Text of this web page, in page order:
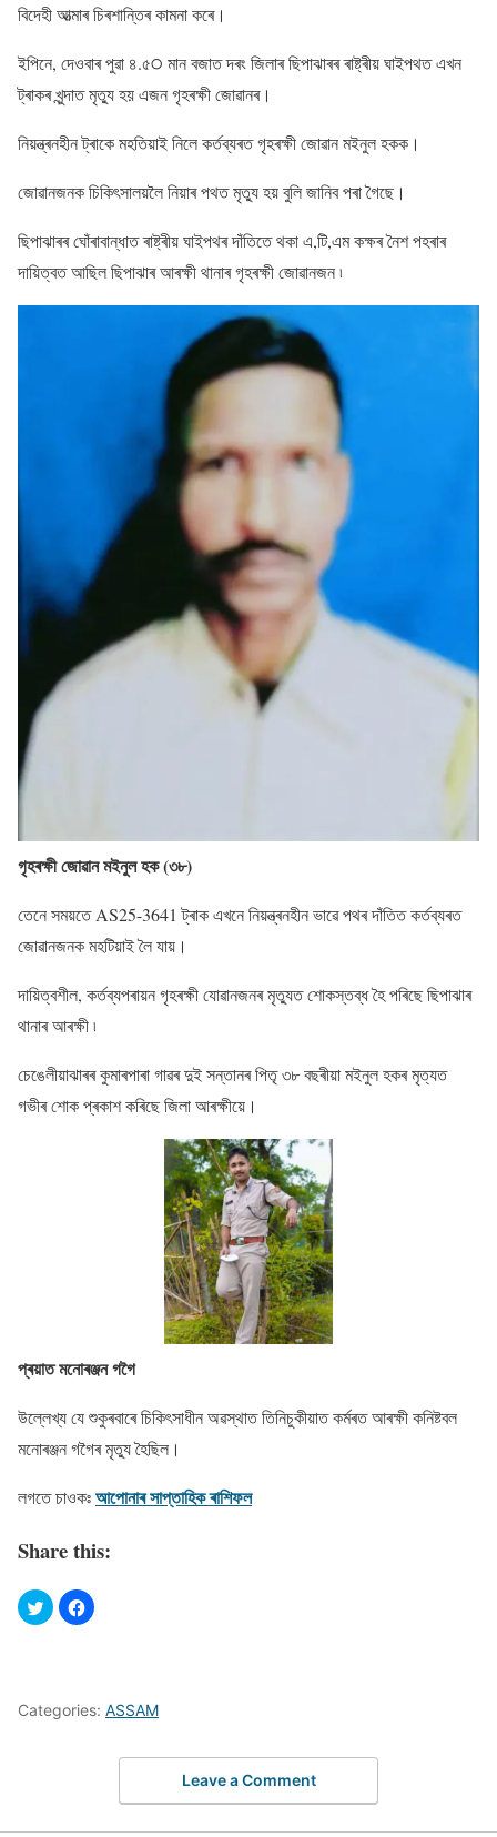
বিদেহী আত্মাৰ চিৰশান্তিৰ কামনা কৰে।
ইপিনে, দেওবাৰ পুৱা ৪.৫੦ মান বজাত দৰং জিলাৰ ছিপাঝাৰৰ ৰাষ্ট্ৰীয় ঘাইপথত এখন
ট্ৰাকৰ খুন্দাত মৃত্যু হয় এজন গৃহৰক্ষী জােৱানৰ।
নিয়ন্ত্ৰনহীন ট্ৰাকে মহতিয়াই নিলে কৰ্তব্যৰত গৃহৰক্ষী জোৱান মইনুল হকক।
জােৱানজনক চিকিৎসালয়লৈ নিয়াৰ পথত মৃত্যু হয় বুলি জানিব পৰা গৈছে।
ছিপাঝাৰৰ ঘোঁৰাবান্ধাত ৰাষ্ট্ৰীয় ঘাইপথৰ দাঁতিতে থকা এ,টি,এম কক্ষৰ নৈশ পহৰাৰ
দায়িত্বত আছিল ছিপাঝাৰ আৰক্ষী থানাৰ গৃহৰক্ষী জোৱানজন ৷
গৃহৰক্ষী জােৱান মইনুল হক (৩৮)
তেনে সময়তে AS25-3641 ট্ৰাক এখনে নিয়ন্ত্ৰনহীন ভাৱে পথৰ দাঁতিত কৰ্তব্যৰত
জোৱানজনক মহটিয়াই লৈ যায়।
দায়িত্বশীল, কৰ্তব্যপৰায়ন গৃহৰক্ষী যোৱানজনৰ মৃত্যুত শোকস্তব্ধ হৈ পৰিছে ছিপাঝাৰ
থানাৰ আৰক্ষী ৷
চেঙেলীয়াঝাৰৰ কুমাৰপাৰা গাৱৰ দুই সন্তানৰ পিতৃ ৩৮ বছৰীয়া মইনুল হকৰ মৃত্যত
গভীৰ শােক প্ৰকাশ কৰিছে জিলা আৰক্ষীয়ে।
প্ৰয়াত মনােৰঞ্জন গগৈ
উল্লেখ্য যে শুকুৰবাৰে চিকিৎসাধীন অৱস্থাত তিনিচুকীয়াত কৰ্মৰত আৰক্ষী কনিষ্টবল
মনােৰঞ্জন গগৈৰ মৃত্যু হৈছিল।
লগতে চাওকঃআপােনাৰ সাপ্তাহিক ৰাশিফল
Share this:
Categories: ASSAM
Leave a Comment